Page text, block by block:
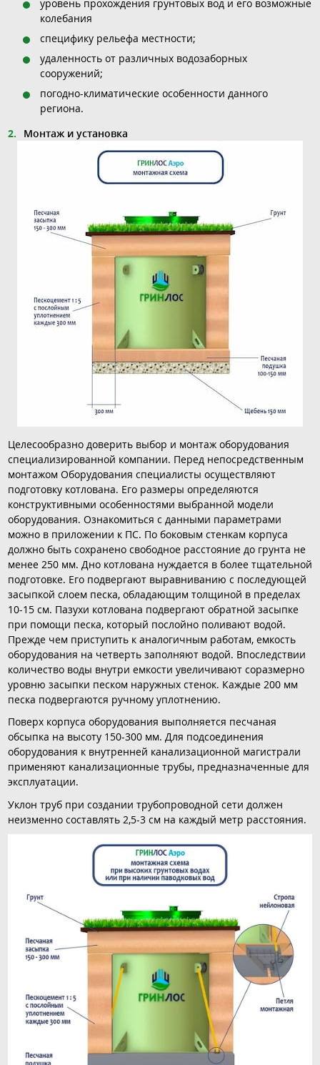
уровень прохождения грунтовых вод и его возможные
колебания
специфику рельефа местности;
удаленность от различных водозаборных
сооружений;
погодно-климатические особенности данного
региона.
Монтаж и установка
Целесообразно доверить выбор и монтаж оборудования
специализированной компании. Перед непосредственным
монтажом Оборудования специалисты осуществляют
подготовку котлована. Его размеры определяются
конструктивными особенностями выбранной модели
оборудования. Ознакомиться с данными параметрами
можно в приложении к ПС. По боковым стенкам корпуса
должно быть сохранено свободное расстояние до грунта не
менее 250 мм. Дно котлована нуждается в более тщательной
подготовке. Его подвергают выравниванию с последующей
засыпкой слоем песка, обладающим толщиной в пределах
10-15 см. Пазухи котлована подвергают обратной засыпке
при помощи песка, который послойно поливают водой.
Прежде чем приступить к аналогичным работам, емкость
оборудования на четверть заполняют водой. Впоследствии
количество воды внутри емкости увеличивают соразмерно
уровню засыпки песком наружных стенок. Каждые 200 мм
песка подвергаются ручному уплотнению.
Поверх корпуса оборудования выполняется песчаная
обсыпка на высоту 150-300 мм. Для подсоединения
оборудования к внутренней канализационной магистрали
применяют канализационные трубы, предназначенные для
эксплуатации.
Уклон труб при создании трубопроводной сети должен
неизменно составлять 2,5-3 см на каждый метр расстояния.